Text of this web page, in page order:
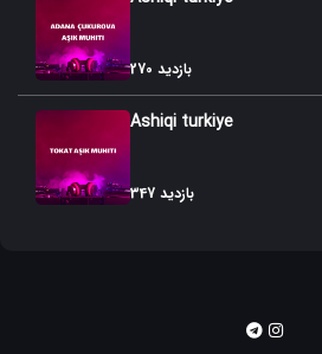
270 بازدید
Ashiqi turkiye
347 بازدید